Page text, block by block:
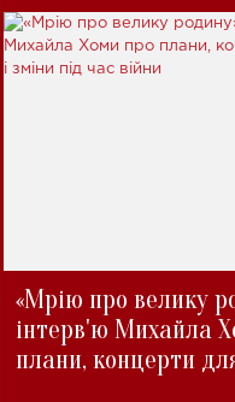
«Мрію про велику
інтерв'ю Михайла
плани, концерти